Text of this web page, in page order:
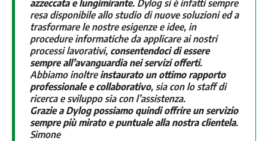
azzeccata e lungimirante. Dylog si è infatti sempre
resa disponibile allo studio di nuove soluzioni ed a
trasformare le nostre esigenze e idee, in
procedure informatiche da applicare ai nostri
processi lavorativi, consentendoci di essere
sempre all’avanguardia nei servizi offerti.
Abbiamo inoltre instaurato un ottimo rapporto
professionale e collaborativo, sia con lo staff di
ricerca e sviluppo sia con l’assistenza.
Grazie a Dylog possiamo quindi offrire un servizio
sempre più mirato e puntuale alla nostra clientela.
Simone